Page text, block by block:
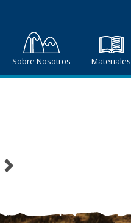
Sobre Nosotros Materiales